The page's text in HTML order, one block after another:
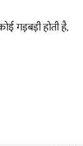
गड़बड़ी होती है,